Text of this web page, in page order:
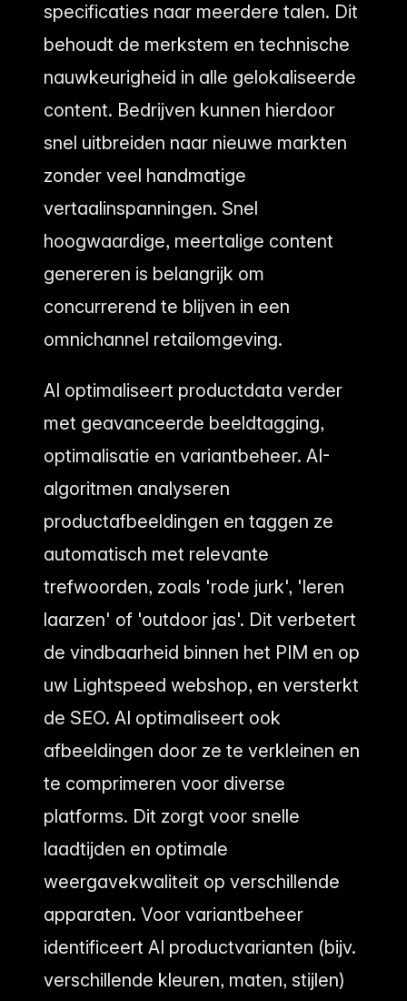
specificaties naar meerdere talen. Dit
behoudt de merkstem en technische
nauwkeurigheid in alle gelokaliseerde
content. Bedrijven kunnen hierdoor
snel uitbreiden naar nieuwe markten
zonder veel handmatige
vertaalinspanningen. Snel
hoogwaardige, meertalige content
genereren is belangrijk om
concurrerend te blijven in een
omnichannel retailomgeving.
AI optimaliseert productdata verder
met geavanceerde beeldtagging,
optimalisatie en variantbeheer. AI-
algoritmen analyseren
productafbeeldingen en taggen ze
automatisch met relevante
trefwoorden, zoals 'rode jurk', 'leren
laarzen' of 'outdoor jas'. Dit verbetert
de vindbaarheid binnen het PIM en op
uw Lightspeed webshop, en versterkt
de SEO. AI optimaliseert ook
afbeeldingen door ze te verkleinen en
te comprimeren voor diverse
platforms. Dit zorgt voor snelle
laadtijden en optimale
weergavekwaliteit op verschillende
apparaten. Voor variantbeheer
identificeert AI productvarianten (bijv.
verschillende kleuren, maten, stijlen)